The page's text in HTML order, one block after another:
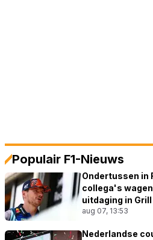
Populair F1-Nieuws
Ondertussen in
collega's
uitdaging in Grill
aug 07, 13:53
Nederlandse